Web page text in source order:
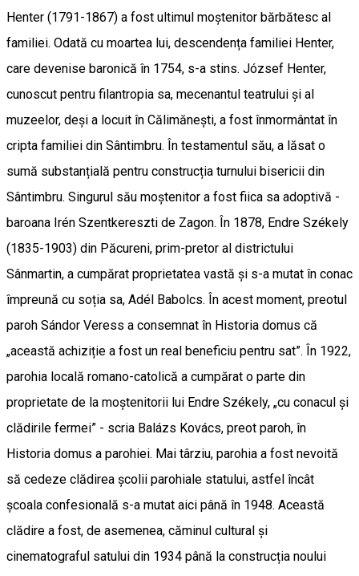
Henter (1791-1867) a fost ultimul moștenitor bărbătesc al
familiei. Odată cu moartea lui, descendența familiei Henter,
care devenise baronică în 1754, s-a stins. József Henter,
cunoscut pentru filantropia sa, mecenantul teatrului și al
muzeelor, deși a locuit în Călimănești, a fost înmormântat în
cripta familiei din Sântimbru. În testamentul său, a lăsat o
sumă substanțială pentru construcția turnului bisericii din
Sântimbru. Singurul său moștenitor a fost fiica sa adoptivă -
baroana Irén Szentkereszti de Zagon. În 1878, Endre Székely
(1835-1903) din Păcureni, prim-pretor al districtului
Sânmartin, a cumpărat proprietatea vastă și s-a mutat în conac
împreună cu soția sa, Adél Babolcs. În acest moment, preotul
paroh Sándor Veress a consemnat în Historia domus că
„această achiziție a fost un real beneficiu pentru sat”. În 1922,
parohia locală romano-catolică a cumpărat o parte din
proprietate de la moștenitorii lui Endre Székely, „cu conacul și
clădirile fermei” - scria Balázs Kovács, preot paroh, în
Historia domus a parohiei. Mai târziu, parohia a fost nevoită
să cedeze clădirea școlii parohiale statului, astfel încât
școala confesională s-a mutat aici până în 1948. Această
clădire a fost, de asemenea, căminul cultural și
cinematograful satului din 1934 până la construcția noului